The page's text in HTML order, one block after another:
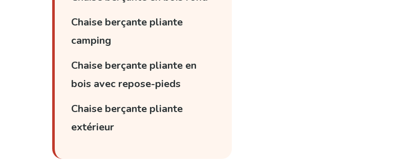
Chaise berçante pliante
camping
Chaise berçante pliante en
bois avec repose-pieds
Chaise berçante pliante
extérieur